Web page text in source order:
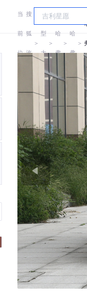
当
前
位
搜
狐
汽
＞
车
型
大
全
＞
哈
弗
＞
哈
弗
＞